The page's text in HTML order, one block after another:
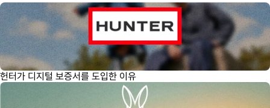
헌터가 디지털 보증서를 도입한 이유